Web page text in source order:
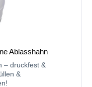
Ablasshahn
– druckfest &
&